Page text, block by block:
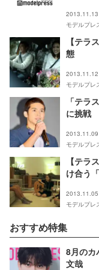
モデルプレ
【テラ
態
モデルプレ
「テラ
に挑戦
モデルプレ
【テラ
け合う
モデルプレ
おすすめ特集
8月のカ
文哉